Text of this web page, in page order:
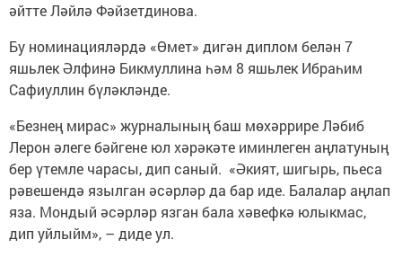
әйтте Ләйлә Фәйзетдинова.
Бу номинацияләрдә «Өмет» дигән диплом белән 7
яшьлек Әлфинә Бикмуллина һәм 8 яшьлек Ибраһим
Сафиуллин бүләкләнде.
«Безнең мирас» журналының баш мөхәррире Ләбиб
Лерон әлеге бәйгене юл хәрәкәте иминлеген аңлатуның
бер үтемле чарасы, дип саный. «Әкият, шигырь, пьеса
рәвешендә язылган әсәрләр да бар иде. Балалар аңлап
яза. Мондый әсәрләр язган бала хәвефкә юлыкмас,
дип уйлыйм», – диде ул.